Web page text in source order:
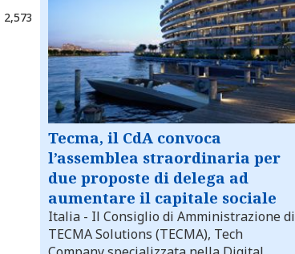
2,573
Tecma, il CdA convoca
l’assemblea straordinaria per
due proposte di delega ad
aumentare il capitale sociale
Italia - Il Consiglio di Amministrazione di
TECMA Solutions (TECMA), Tech